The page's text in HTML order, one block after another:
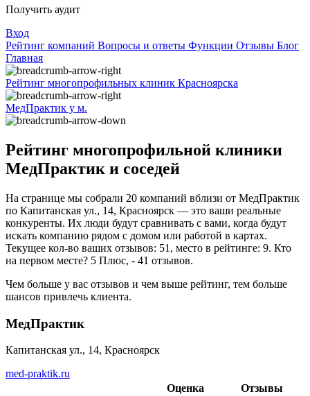
Получить аудит
Вход
Рейтинг компаний Вопросы и ответы Функции Отзывы Блог
Главная
Рейтинг многопрофильных клиник Красноярска
МедПрактик у м.
Рейтинг многопрофильной клиники
МедПрактик и соседей
На странице мы собрали 20 компаний вблизи от МедПрактик
по Капитанская ул., 14, Красноярск — это ваши реальные
конкуренты. Их люди будут сравнивать с вами, когда будут
искать компанию рядом с домом или работой в картах.
Текущее кол-во ваших отзывов: 51, место в рейтинге: 9. Кто
на первом месте? 5 Плюс, - 41 отзывов.
Чем больше у вас отзывов и чем выше рейтинг, тем больше
шансов привлечь клиента.
МедПрактик
Капитанская ул., 14, Красноярск
med-praktik.ru
Оценка
Отзывы